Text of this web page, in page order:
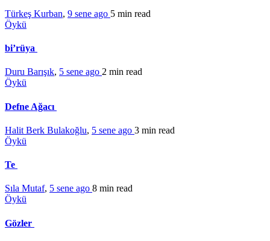
Türkeş Kurban, 9 sene ago 5 min read
Öykü
bi’rüya
Duru Barışık, 5 sene ago 2 min read
Öykü
Defne Ağacı
Halit Berk Bulakoğlu, 5 sene ago 3 min read
Öykü
Te
Sıla Mutaf, 5 sene ago 8 min read
Öykü
Gözler